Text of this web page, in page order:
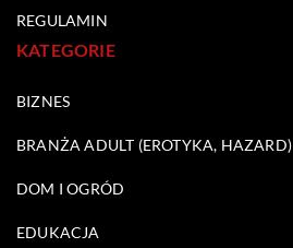
REGULAMIN
KATEGORIE
BIZNES
BRANŻA ADULT (EROTYKA, HAZARD)
DOM I OGRÓD
EDUKACJA